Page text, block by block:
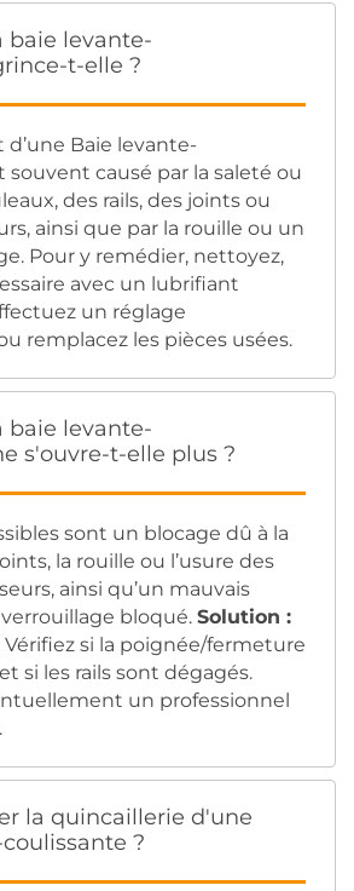
baie levante-
t-elle ?
Baie levante-
souvent causé par la saleté ou
des rails, des joints ou
ainsi que par la rouille ou un
Pour y remédier, nettoyez,
avec un lubrifiant
un réglage
remplacez les pièces usées.
baie levante-
s'ouvre-t-elle plus ?
sont un blocage dû à la
la rouille ou l’usure des
ainsi qu’un mauvais
bloqué. Solution :
Vérifiez si la poignée/fermeture
si les rails sont dégagés.
un professionnel
la quincaillerie d'une
?